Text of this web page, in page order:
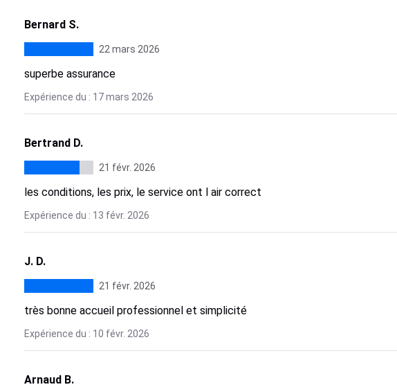
Bernard S.
22 mars 2026
superbe assurance
Expérience du : 17 mars 2026
Bertrand D.
21 févr. 2026
les conditions, les prix, le service ont l air correct
Expérience du : 13 févr. 2026
J. D.
21 févr. 2026
très bonne accueil professionnel et simplicité
Expérience du : 10 févr. 2026
Arnaud B.